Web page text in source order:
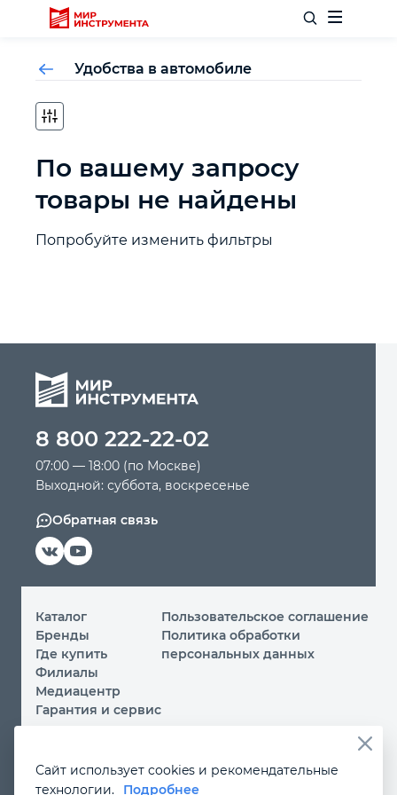
Отделочный инструмент
Слесарный инструмент
Столярный инструмент
Силовое оборудование
Автомобильный инструмент
Крепежный инструмент
Режущий инструмент
Прочий инструмент
Удобства в автомобиле
По вашему запросу
товары не найдены
Попробуйте изменить фильтры
8 800 222-22-02
07:00 — 18:00 (по Москве)
Выходной: суббота, воскресенье
Обратная связь
Каталог
Бренды
Где купить
Филиалы
Медиацентр
Гарантия и сервис
Пользовательское соглашение
Политика обработки
персональных данных
Вы принимаете условияполитики обработки
Сайт использует cookies и рекомендательные
технологии.
Подробнее